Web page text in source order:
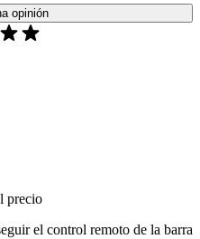
opinión
precio
el control remoto de la barra